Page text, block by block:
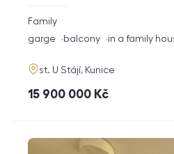
rozměry
disposition
Family
funkce
garge balcony in a family
adresa
st. U Stájí, Kunice
cena
15 900 000 Kč